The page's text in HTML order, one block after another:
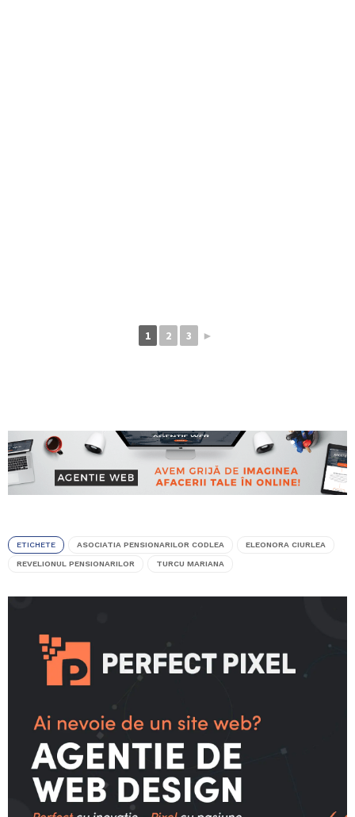
1 2 3 ►
ETICHETE ASOCIATIA PENSIONARILOR CODLEA ELEONORA CIURLEA
REVELIONUL PENSIONARILOR TURCU MARIANA